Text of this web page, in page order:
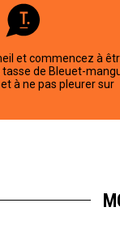
et commencez à
de Bleuet-
à ne pas pleurer sur